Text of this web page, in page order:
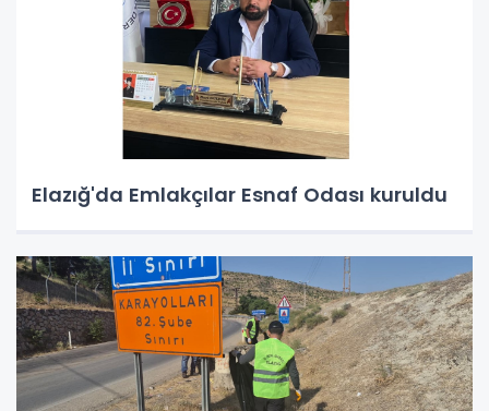
Elazığ'da Emlakçılar Esnaf Odası kuruldu